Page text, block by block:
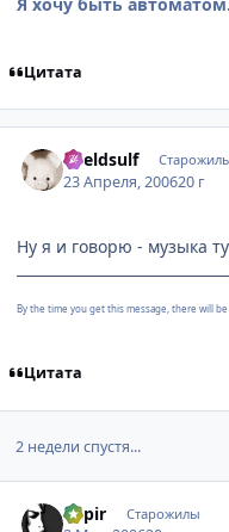
Цитата
Kveldsulf
23 Апреля, 200620 г
Ну я и говорю - музыка
By the time you get this message, there will be
Цитата
2 недели спустя...
Rapir Старожилы